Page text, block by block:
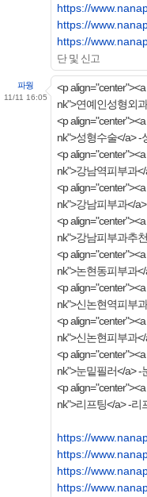
https://
https://
https://
단 및 신고
파웡
11/11 16:05
<p
nk">연예인성형외
<p
nk">성형수술</a> -
<p
nk">강남역피부과
<p
nk">강남피부과</
<p
nk">강남피부과추
<p
nk">논현동피부과
<p
nk">신논현역피부
<p
nk">신논현피부과
<p
nk">눈밑필러</a> -
<p
nk">리프팅</a> -리
https://
https://
https://
https://